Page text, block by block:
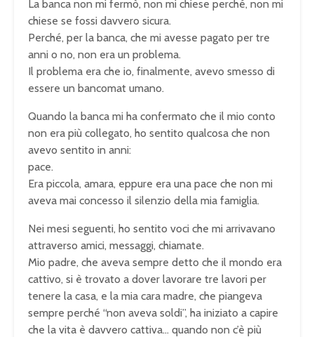
La banca non mi fermò, non mi chiese perché, non mi
chiese se fossi davvero sicura.
Perché, per la banca, che mi avesse pagato per tre
anni o no, non era un problema.
Il problema era che io, finalmente, avevo smesso di
essere un bancomat umano.
Quando la banca mi ha confermato che il mio conto
non era più collegato, ho sentito qualcosa che non
avevo sentito in anni:
pace.
Era piccola, amara, eppure era una pace che non mi
aveva mai concesso il silenzio della mia famiglia.
Nei mesi seguenti, ho sentito voci che mi arrivavano
attraverso amici, messaggi, chiamate.
Mio padre, che aveva sempre detto che il mondo era
cattivo, si è trovato a dover lavorare tre lavori per
tenere la casa, e la mia cara madre, che piangeva
sempre perché “non aveva soldi”, ha iniziato a capire
che la vita è davvero cattiva… quando non c’è più